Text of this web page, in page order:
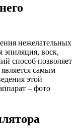
нежелательных
эпиляция, воск,
способ позволяет
является самым
этой
– фото